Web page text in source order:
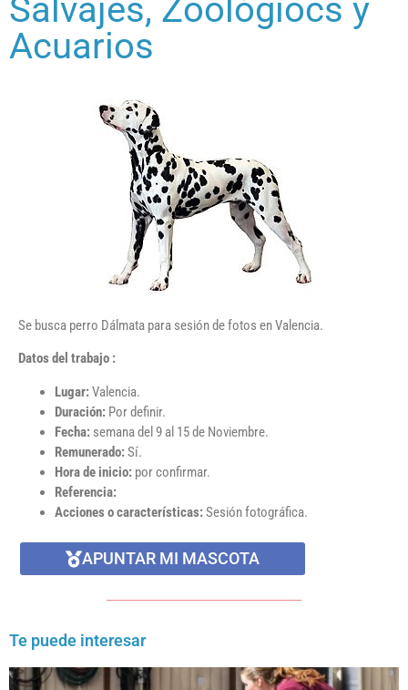
Salvajes, Zoológiocs y
Acuarios
Se busca perro Dálmata para sesión de fotos en Valencia.
Datos del trabajo :
Lugar:Valencia.
Duración: Por definir.
Fecha: semana del 9 al 15 de Noviembre.
Remunerado:Sí.
Hora de inicio: por confirmar.
Referencia:
Acciones o características:Sesión fotográfica.
APUNTAR MI MASCOTA
Te puede interesar